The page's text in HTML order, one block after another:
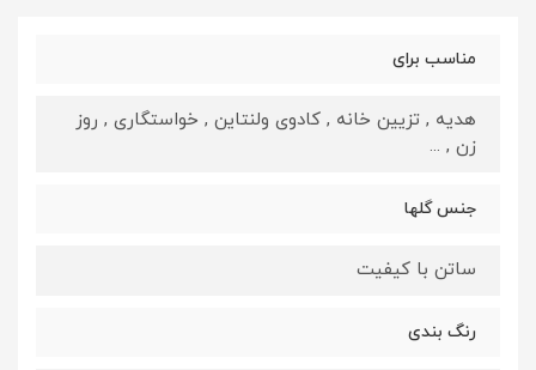
مناسب برای
هدیه , تزیین خانه , کادوی ولنتاین , خواستگاری , روز
زن , ...
جنس گلها
ساتن با کیفیت
رنگ بندی